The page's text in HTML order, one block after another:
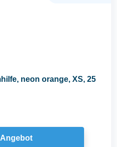
neon orange, XS, 25